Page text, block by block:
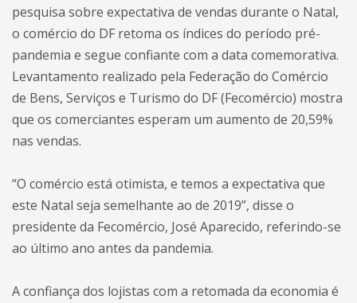
pesquisa sobre expectativa de vendas durante o Natal,
o comércio do DF retoma os índices do período pré-
pandemia e segue confiante com a data comemorativa.
Levantamento realizado pela Federação do Comércio
de Bens, Serviços e Turismo do DF (Fecomércio) mostra
que os comerciantes esperam um aumento de 20,59%
nas vendas.
“O comércio está otimista, e temos a expectativa que
este Natal seja semelhante ao de 2019”, disse o
presidente da Fecomércio, José Aparecido, referindo-se
ao último ano antes da pandemia.
A confiança dos lojistas com a retomada da economia é